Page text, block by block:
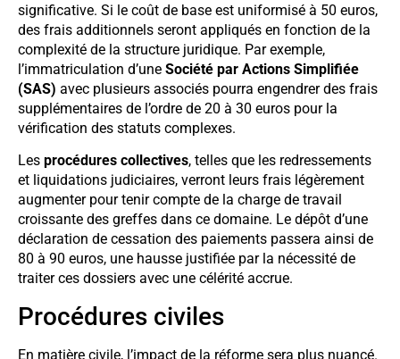
significative. Si le coût de base est uniformisé à 50 euros,
des frais additionnels seront appliqués en fonction de la
complexité de la structure juridique. Par exemple,
l’immatriculation d’une Société par Actions Simplifiée
(SAS) avec plusieurs associés pourra engendrer des frais
supplémentaires de l’ordre de 20 à 30 euros pour la
vérification des statuts complexes.
Les procédures collectives, telles que les redressements
et liquidations judiciaires, verront leurs frais légèrement
augmenter pour tenir compte de la charge de travail
croissante des greffes dans ce domaine. Le dépôt d’une
déclaration de cessation des paiements passera ainsi de
80 à 90 euros, une hausse justifiée par la nécessité de
traiter ces dossiers avec une célérité accrue.
Procédures civiles
En matière civile, l’impact de la réforme sera plus nuancé.